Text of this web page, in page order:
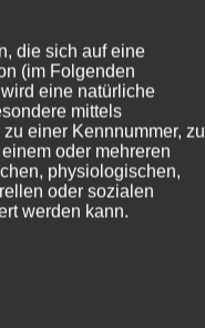
die sich auf eine
(im Folgenden
eine natürliche
mittels
einer Kennnummer, zu
oder mehreren
physiologischen,
oder sozialen
werden kann.